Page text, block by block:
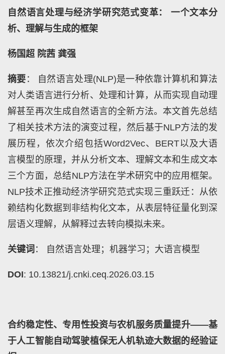
自然语言处理与经济学研究范式变革： 一个文本分
析、理解与生成的框架
杨国超 院茜 龚强
摘要 ： 自然语言处理(NLP)是一种依靠计算机和算法
对人类语言进行分析、处理和计算，从而实现自动理
解甚至再次生成自然语言的全新方法。本文首先总结
了相关技术方法的演变过程，然后基于NLP方法的发
展历程，依次介绍包括Word2Vec、BERT以及大语
言模型的原理，并从分析文本、理解文本和生成文本
三个方面，总结NLP方法在学术研究中的应用框架。
NLP技术正推动经济学研究范式实现三重跃迁：从依
赖结构化数据到非结构化文本，从表层特征量化到深
层语义理解，从解释过去转向模拟未来。
关键词 ： 自然语言处理；机器学习；大语言模型
DOI: 10.13821/j.cnki.ceq.2026.03.15
合约稳定性、专用性投资与农机服务质量提升——基
于人工智能自动驾驶植保无人机轨迹大数据的经验证